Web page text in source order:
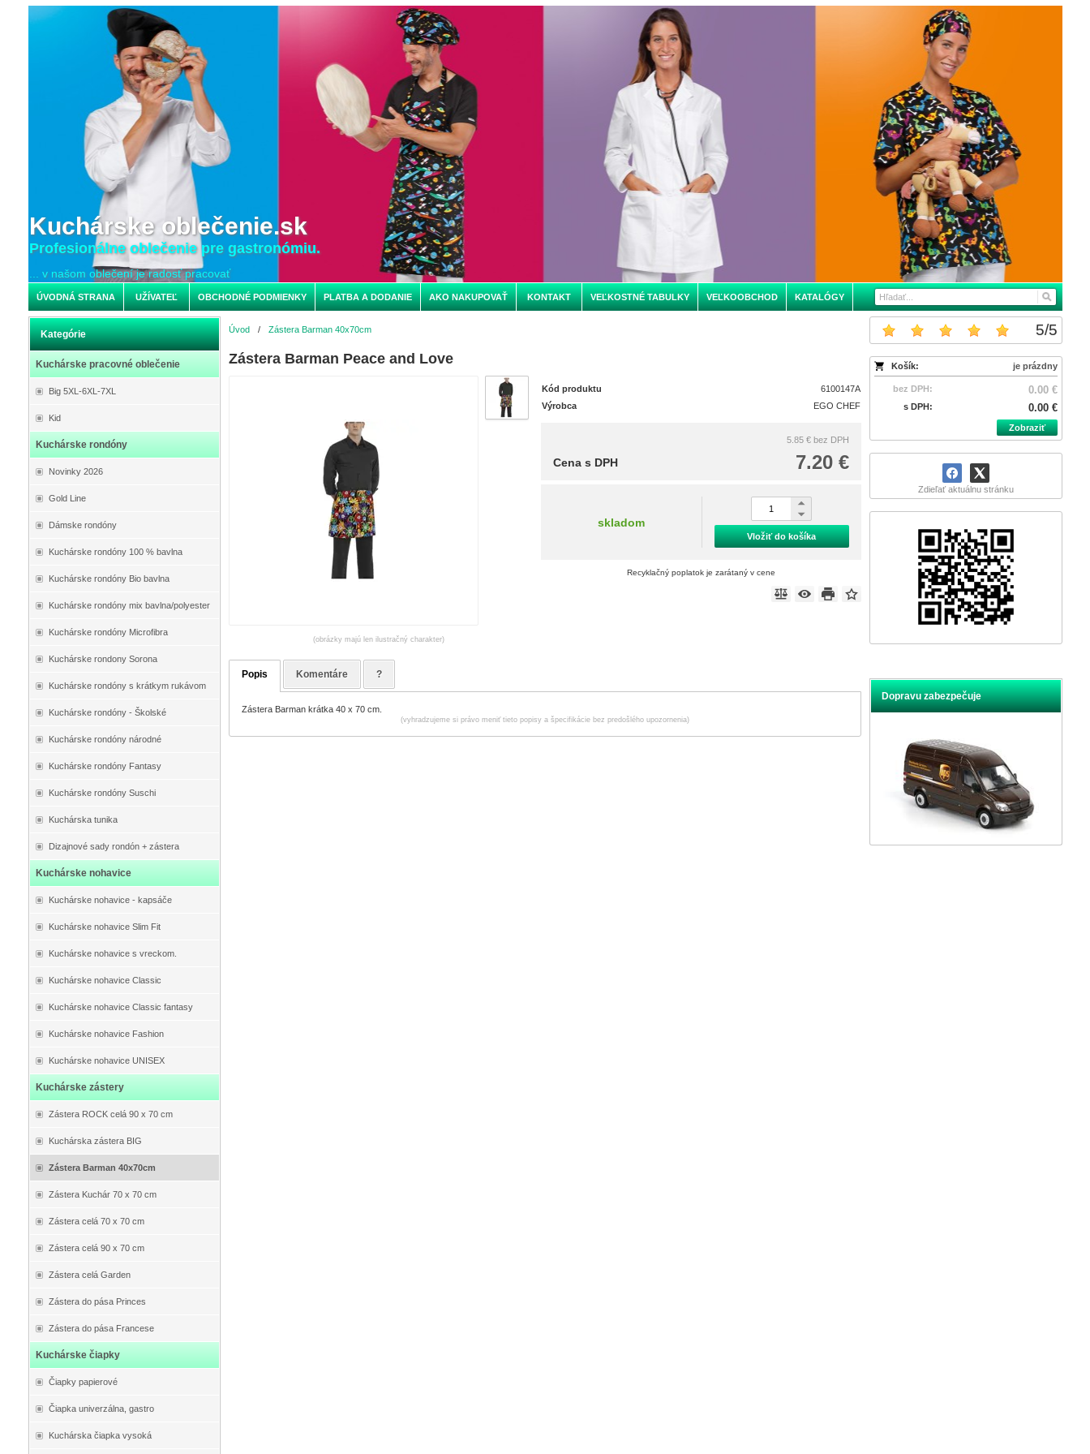
Kuchárske oblečenie.sk
Profesionálne oblečenie pre gastronómiu.
... v našom oblečení je radosť pracovať
ÚVODNÁ STRANA UŽÍVATEĽ OBCHODNÉ PODMIENKY PLATBA A DODANIE AKO NAKUPOVAŤ KONTAKT VEĽKOSTNÉ TABULKY VEĽKOOBCHOD KATALÓGY
Kategórie
Kuchárske pracovné oblečenie
Big 5XL-6XL-7XL
Kid
Kuchárske rondóny
Novinky 2026
Gold Line
Dámske rondóny
Kuchárske rondóny 100 % bavlna
Kuchárske rondóny Bio bavlna
Kuchárske rondóny mix bavlna/polyester
Kuchárske rondóny Microfibra
Kuchárske rondony Sorona
Kuchárske rondóny s krátkym rukávom
Kuchárske rondóny - Školské
Kuchárske rondóny národné
Kuchárske rondóny Fantasy
Kuchárske rondóny Suschi
Kuchárska tunika
Dizajnové sady rondón + zástera
Kuchárske nohavice
Kuchárske nohavice - kapsáče
Kuchárske nohavice Slim Fit
Kuchárske nohavice s vreckom.
Kuchárske nohavice Classic
Kuchárske nohavice Classic fantasy
Kuchárske nohavice Fashion
Kuchárske nohavice UNISEX
Kuchárske zástery
Zástera ROCK celá 90 x 70 cm
Kuchárska zástera BIG
Zástera Barman 40x70cm
Zástera Kuchár 70 x 70 cm
Zástera celá 70 x 70 cm
Zástera celá 90 x 70 cm
Zástera celá Garden
Zástera do pása Princes
Zástera do pása Francese
Kuchárske čiapky
Čiapky papierové
Čiapka univerzálna, gastro
Kuchárska čiapka vysoká
5/5
Košík: je prázdny
bez DPH: 0.00 €
s DPH: 0.00 €
Zobraziť
Zdieľať aktuálnu stránku
Dopravu zabezpečuje
Úvod / Zástera Barman 40x70cm
Zástera Barman Peace and Love
(obrázky majú len ilustračný charakter)
Kód produktu
6100147A
Výrobca
EGO CHEF
5.85 € bez DPH
7.20 €
Cena s DPH
skladom
Vložiť do košíka
Recyklačný poplatok je zarátaný v cene
Popis Komentáre ?
Zástera Barman krátka 40 x 70 cm.
(vyhradzujeme si právo meniť tieto popisy a špecifikácie bez predošlého upozornenia)